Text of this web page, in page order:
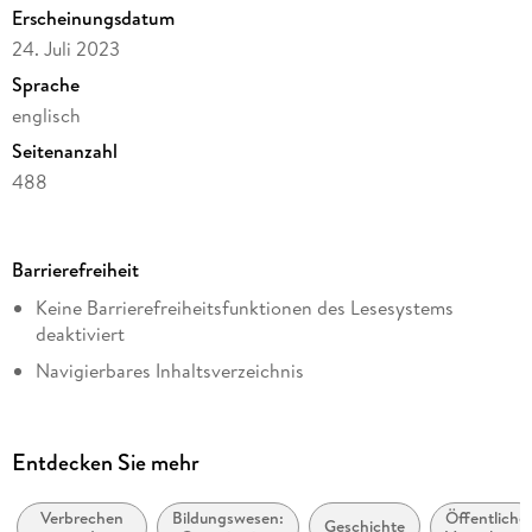
Erscheinungsdatum
24. Juli 2023
Sprache
englisch
Seitenanzahl
488
Reihe
Law and Criminology
Russell G. Smith
Springer International Publishing
mit Wasserzeichen versehen
Barrierefreiheit
Keine Barrierefreiheitsfunktionen des Lesesystems
deaktiviert
Navigierbares Inhaltsverzeichnis
dargestellt
Entdecken Sie mehr
Verbrechen
Bildungswesen:
Geschichte
Öffentliche